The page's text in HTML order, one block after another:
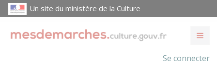
Un site du ministère de la Culture
Se connecter